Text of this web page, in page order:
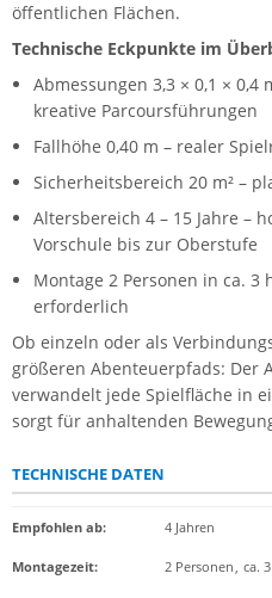
öffentlichen Flächen.
Technische Eckpunkte im
Abmessungen 3,3 × 0,1 ×
kreative Parcoursführungen
Fallhöhe 0,40 m – realer
Sicherheitsbereich 20 m² –
Altersbereich 4 – 15 Jahre –
Vorschule bis zur Oberstufe
Montage 2 Personen in ca. 3
erforderlich
Ob einzeln oder als
größeren Abenteuerpfads: Der
verwandelt jede Spielfläche in
sorgt für anhaltenden
TECHNISCHE DATEN
Empfohlen ab: 4 Jahren
Montagezeit: 2 Personen, ca.